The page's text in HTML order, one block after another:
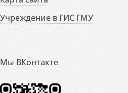
Учреждение в ГИС ГМУ
Мы ВКонтакте